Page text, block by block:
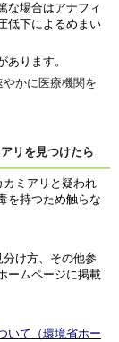
場合はアナフィ
低下によるめまい
ります。
かに医療機関を
リを見つけたら
ミアリと疑われ
を持つため触らな
け方、その他参
ームページに掲載
いて（環境省ホー